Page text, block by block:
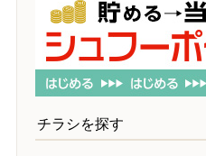
チラシを探す